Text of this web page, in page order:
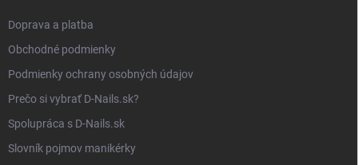
Doprava a platba
Obchodné podmienky
Podmienky ochrany osobných údajov
Prečo si vybrať D-Nails.sk?
Spolupráca s D-Nails.sk
Slovník pojmov manikérky